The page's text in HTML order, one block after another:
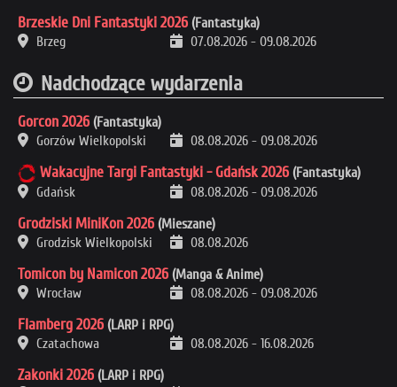
Brzeskie Dni Fantastyki 2026 (Fantastyka)
Brzeg
07.08.2026 - 09.08.2026
Nadchodzące wydarzenia
Gorcon 2026 (Fantastyka)
Gorzów Wielkopolski
08.08.2026 - 09.08.2026
Wakacyjne Targi Fantastyki - Gdańsk 2026 (Fantastyka)
Gdańsk
08.08.2026 - 09.08.2026
Grodziski MiniKon 2026 (Mieszane)
Grodzisk Wielkopolski
08.08.2026
Tomicon by Namicon 2026 (Manga & Anime)
Wrocław
08.08.2026 - 09.08.2026
Flamberg 2026 (LARP i RPG)
Czatachowa
08.08.2026 - 16.08.2026
Zakonki 2026 (LARP i RPG)